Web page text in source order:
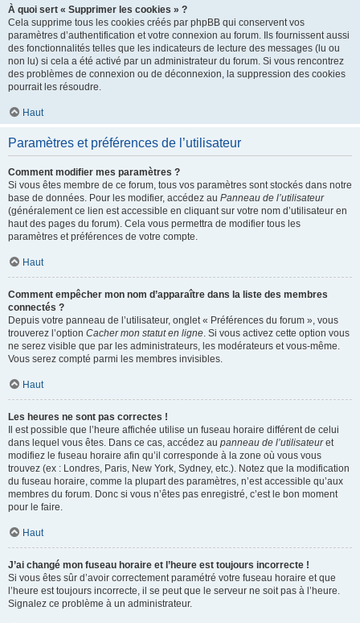
À quoi sert « Supprimer les cookies » ?
Cela supprime tous les cookies créés par phpBB qui conservent vos
paramètres d’authentification et votre connexion au forum. Ils fournissent aussi
des fonctionnalités telles que les indicateurs de lecture des messages (lu ou
non lu) si cela a été activé par un administrateur du forum. Si vous rencontrez
des problèmes de connexion ou de déconnexion, la suppression des cookies
pourrait les résoudre.
Haut
Paramètres et préférences de l’utilisateur
Comment modifier mes paramètres ?
Si vous êtes membre de ce forum, tous vos paramètres sont stockés dans notre
base de données. Pour les modifier, accédez au Panneau de l’utilisateur
(généralement ce lien est accessible en cliquant sur votre nom d’utilisateur en
haut des pages du forum). Cela vous permettra de modifier tous les
paramètres et préférences de votre compte.
Haut
Comment empêcher mon nom d’apparaître dans la liste des membres
connectés ?
Depuis votre panneau de l’utilisateur, onglet « Préférences du forum », vous
trouverez l’option Cacher mon statut en ligne. Si vous activez cette option vous
ne serez visible que par les administrateurs, les modérateurs et vous-même.
Vous serez compté parmi les membres invisibles.
Haut
Les heures ne sont pas correctes !
Il est possible que l’heure affichée utilise un fuseau horaire différent de celui
dans lequel vous êtes. Dans ce cas, accédez au panneau de l’utilisateuret
modifiez le fuseau horaire afin qu’il corresponde à la zone où vous vous
trouvez (ex : Londres, Paris, New York, Sydney, etc.). Notez que la modification
du fuseau horaire, comme la plupart des paramètres, n’est accessible qu’aux
membres du forum. Donc si vous n’êtes pas enregistré, c’est le bon moment
pour le faire.
Haut
J’ai changé mon fuseau horaire et l’heure est toujours incorrecte !
Si vous êtes sûr d’avoir correctement paramétré votre fuseau horaire et que
l’heure est toujours incorrecte, il se peut que le serveur ne soit pas à l’heure.
Signalez ce problème à un administrateur.